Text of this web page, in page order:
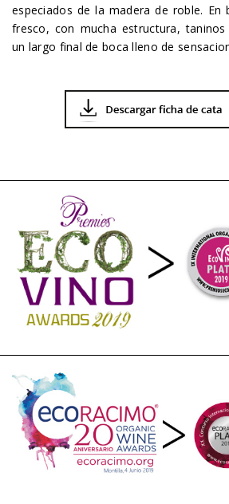
especiados de la madera de roble. En
fresco, con mucha estructura,
un largo final de boca lleno de